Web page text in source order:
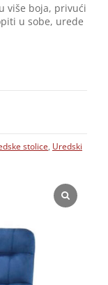
više boja, privući
u sobe, urede
stolice Uredski